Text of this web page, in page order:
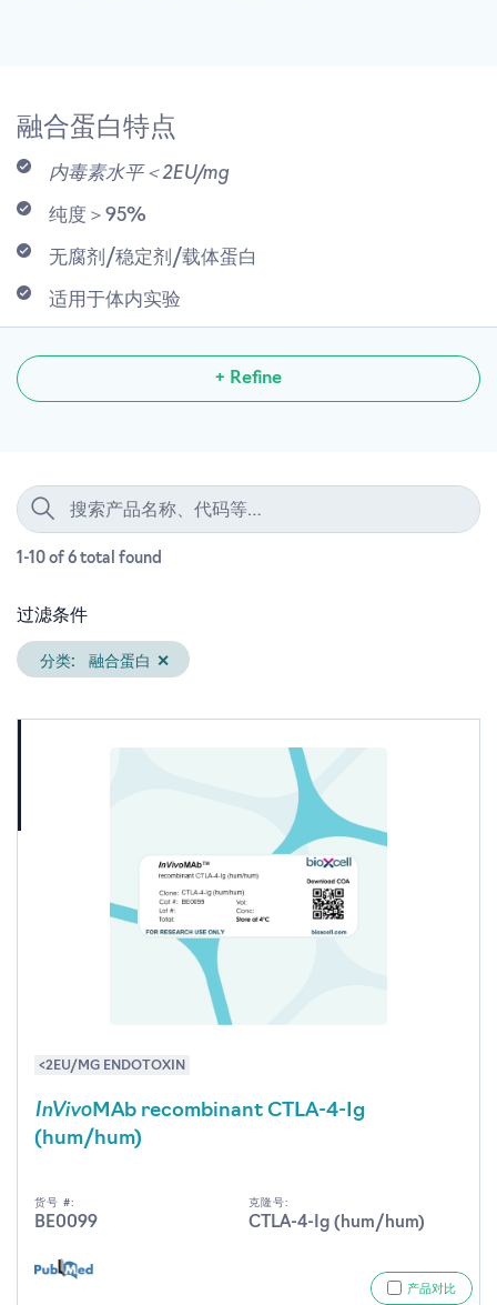
融合蛋白特点
内毒素水平＜2EU/mg
纯度＞95%
无腐剂/稳定剂/载体蛋白
适用于体内实验
+ Refine
1-10 of 6 total found
过滤条件
分类: 融合蛋白 ✕
<2EU/MG ENDOTOXIN
InVivoMAb recombinant CTLA-4-Ig
(hum/hum)
货号 #:
BE0099
克隆号:
CTLA-4-Ig (hum/hum)
产品对比